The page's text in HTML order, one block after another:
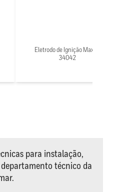
Eletrodo de Ignição Maxon
34042
para instalação,
técnico da